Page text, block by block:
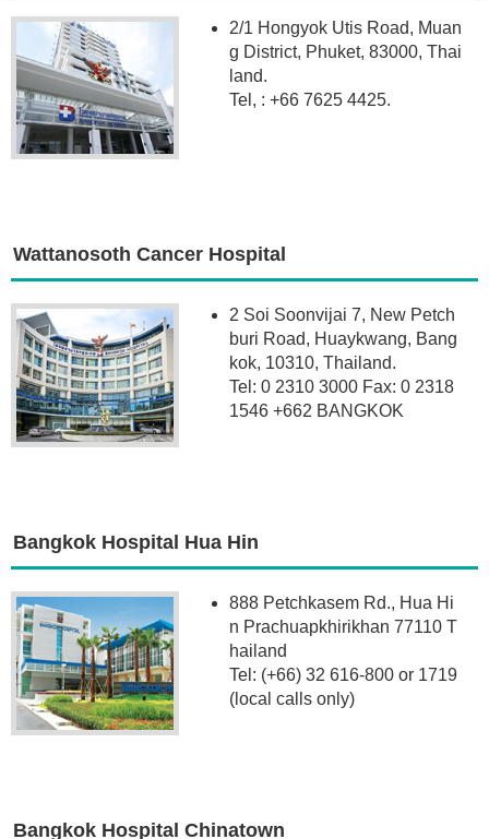
2/1 Hongyok Utis Road, Muan
g District, Phuket, 83000, Thai
land.
Tel, : +66 7625 4425.
Wattanosoth Cancer Hospital
2 Soi Soonvijai 7, New Petch
buri Road, Huaykwang, Bang
kok, 10310, Thailand.
Tel: 0 2310 3000 Fax: 0 2318
1546 +662 BANGKOK
Bangkok Hospital Hua Hin
888 Petchkasem Rd., Hua Hi
n Prachuapkhirikhan 77110 T
hailand
Tel: (+66) 32 616-800 or 1719
(local calls only)
Bangkok Hospital Chinatown